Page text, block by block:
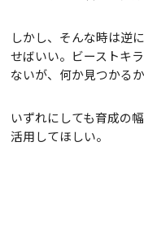
しかし、そんな時は逆
せばいい。ビーストキ
ないが、何か見つかる
いずれにしても育成の
活用してほしい。